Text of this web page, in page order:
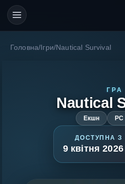
Головна/ Ігри/Nautical Survival
ГРА
Nautical
Екшн PC
ДОСТУПНА З
9 квітня